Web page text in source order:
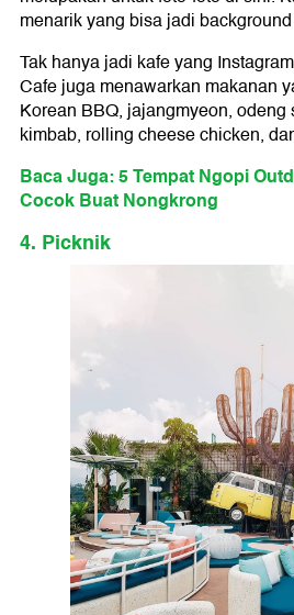
menarik yang bisa jadi
Tak hanya jadi kafe yang
Cafe juga menawarkan makanan
Korean BBQ, jajangmyeon, odeng
kimbab, rolling cheese chicken,
Baca Juga: 5 Tempat Ngopi
Cocok Buat Nongkrong
4. Picknik